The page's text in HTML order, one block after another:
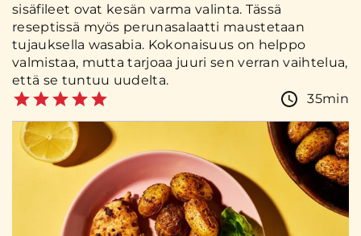
sisäfileet ovat kesän varma valinta. Tässä
reseptissä myös perunasalaatti maustetaan
tujauksella wasabia. Kokonaisuus on helppo
valmistaa, mutta tarjoaa juuri sen verran vaihtelua,
että se tuntuu uudelta.
35min